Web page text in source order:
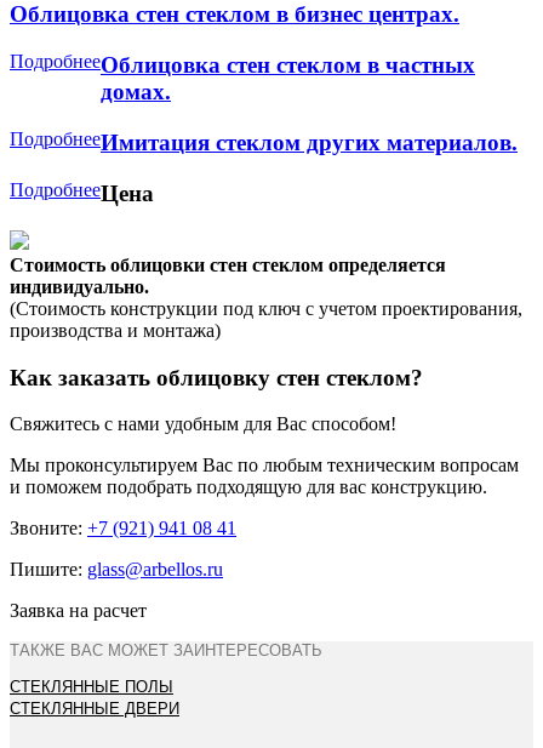
Облицовка стен стеклом в бизнес центрах.
ПодробнееОблицовка стен стеклом в частных
домах.
ПодробнееИмитация стеклом других материалов.
ПодробнееЦена
Стоимость облицовки стен стеклом определяется
индивидуально.
(Стоимость конструкции под ключ с учетом проектирования,
производства и монтажа)
Как заказать облицовку стен стеклом?
Свяжитесь с нами удобным для Вас способом!
Мы проконсультируем Вас по любым техническим вопросам
и поможем подобрать подходящую для вас конструкцию.
Звоните: +7 (921) 941 08 41
Пишите: glass@arbellos.ru
Заявка на расчет
ТАКЖЕ ВАС МОЖЕТ ЗАИНТЕРЕСОВАТЬ
СТЕКЛЯННЫЕ ПОЛЫ
СТЕКЛЯННЫЕ ДВЕРИ